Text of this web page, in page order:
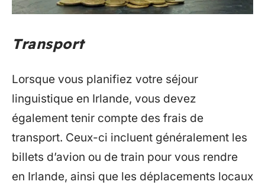
Transport
Lorsque vous planifiez votre séjour
linguistique en Irlande, vous devez
également tenir compte des frais de
transport. Ceux-ci incluent généralement les
billets d’avion ou de train pour vous rendre
en Irlande, ainsi que les déplacements locaux